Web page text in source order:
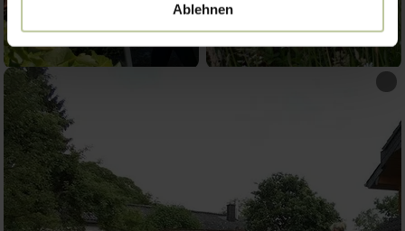
Ablehnen